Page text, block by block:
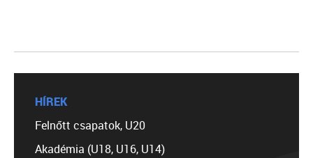
HÍREK
Felnőtt csapatok, U20
Akadémia (U18, U16, U14)